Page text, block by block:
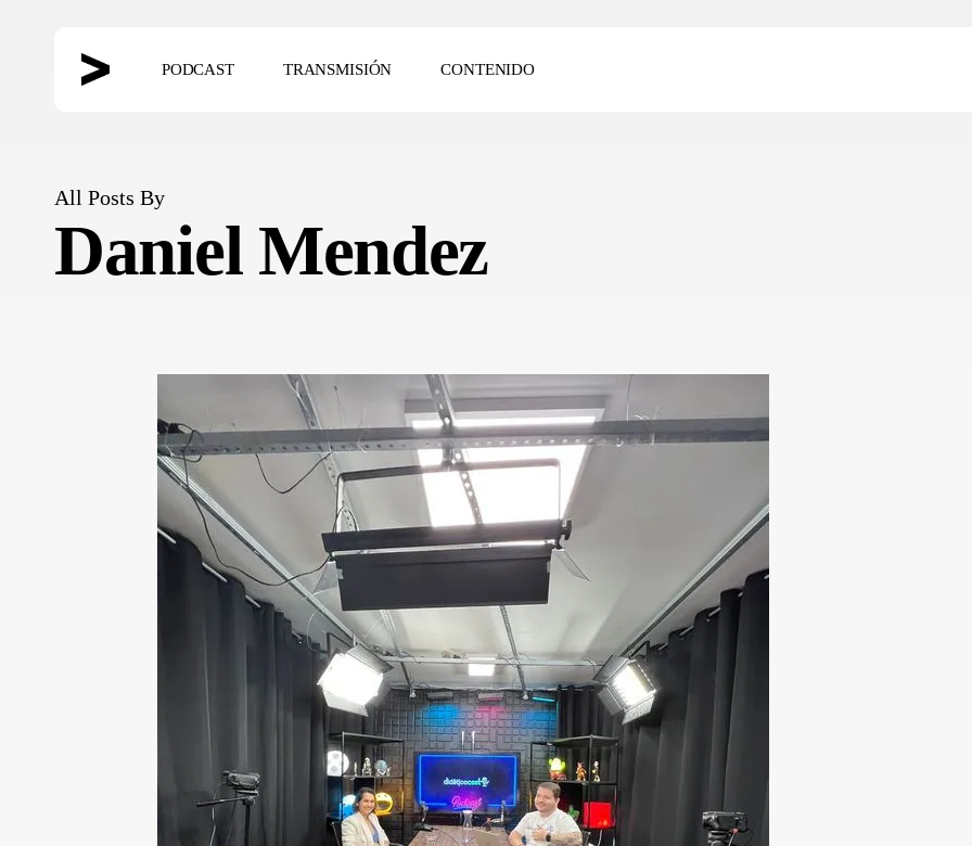
PODCAST TRANSMISIÓN CONTENIDO
All Posts By
Daniel Mendez